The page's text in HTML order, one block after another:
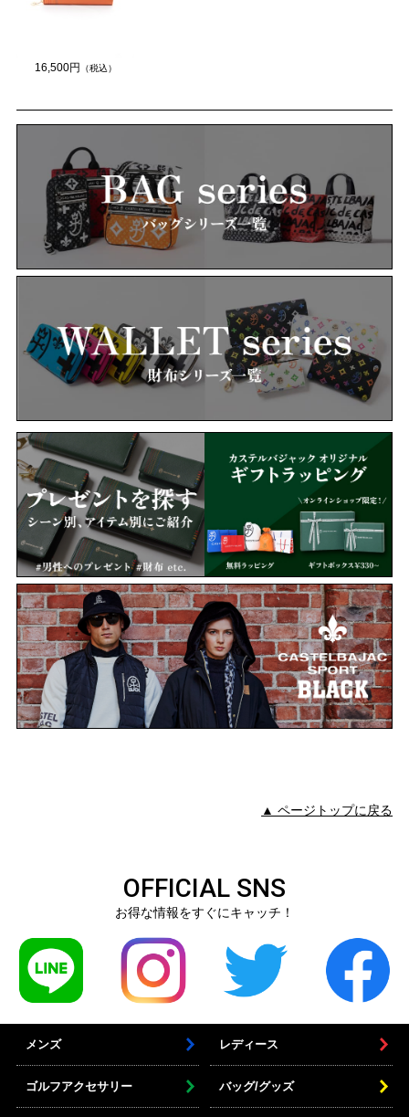
16,500円 （税込）
▲ ページトップに戻る
OFFICIAL SNS
お得な情報をすぐにキャッチ！
メンズ レディース
ゴルフアクセサリー バッグ/グッズ